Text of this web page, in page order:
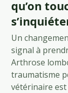
qu’on
Un
signal à
Arthrose
traumatisme
vétérinaire est